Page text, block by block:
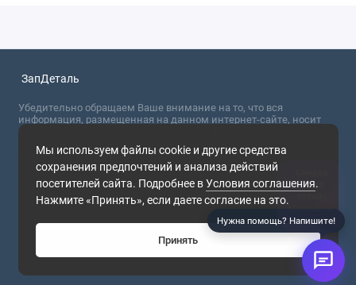
Мы используем файлы cookie и другие средства
сохранения предпочтений и анализа действий
посетителей сайта. Подробнее вУсловия соглашения.
Нажмите «Принять», если даете согласие на это.
Принять
ЗапДеталь
Убедительно обращаем Ваше внимание на то, что вся
информация, размещенная на данном интернет-сайте, носит
сугубо информационный характер и не являются публичной
офертой, определяемой положениями Статьи 437 (2) ГК РФ. Для
получения точной информации о стоимости товаров,
пожалуйста, обращайтесь в ближайший офис продаж.
2026
Нужна помощь? Напишите!
5% за
в чат